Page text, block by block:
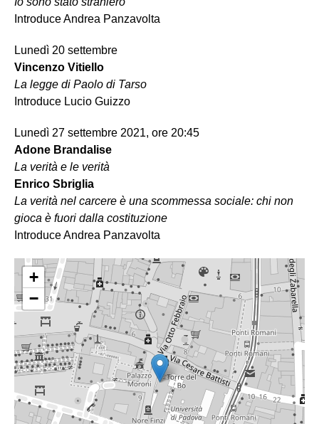
Introduce Andrea Panzavolta
Lunedì 20 settembre
Vincenzo Vitiello
La legge di Paolo di Tarso
Introduce Lucio Guizzo
Lunedì 27 settembre 2021, ore 20:45
Adone Brandalise
La verità e le verità
Enrico Sbriglia
La verità nel carcere è una scommessa sociale: chi non
gioca è fuori dalla costituzione
Introduce Andrea Panzavolta
+
−